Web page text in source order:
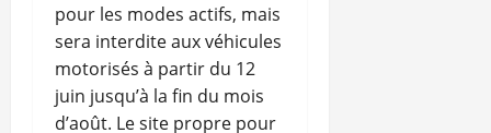
pour les modes actifs, mais
sera interdite aux véhicules
motorisés à partir du 12
juin jusqu’à la fin du mois
d’août. Le site propre pour